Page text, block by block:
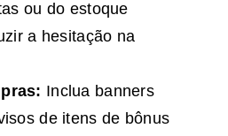
ou do estoque
a hesitação na
Inclua banners
de itens de bônus